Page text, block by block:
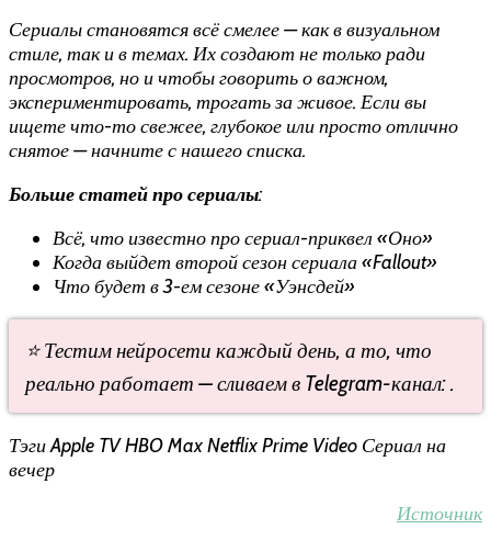
Сериалы становятся всё смелее — как в визуальном
стиле, так и в темах. Их создают не только ради
просмотров, но и чтобы говорить о важном,
экспериментировать, трогать за живое. Если вы
ищете что-то свежее, глубокое или просто отлично
снятое — начните с нашего списка.
Больше статей про сериалы:
Всё, что известно про сериал-приквел «Оно»
Когда выйдет второй сезон сериала «Fallout»
Что будет в 3-ем сезоне «Уэнсдей»
⭐ Тестим нейросети каждый день, а то, что
реально работает — сливаем в Telegram-канал: .
Тэги Apple TV HBO Max Netflix Prime Video Сериал на
вечер
Источник